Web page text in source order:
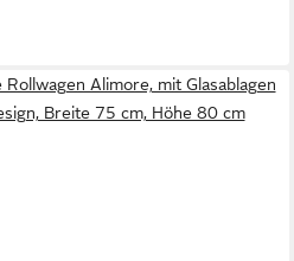
Alimore, mit Glasablagen
Breite 75 cm, Höhe 80 cm